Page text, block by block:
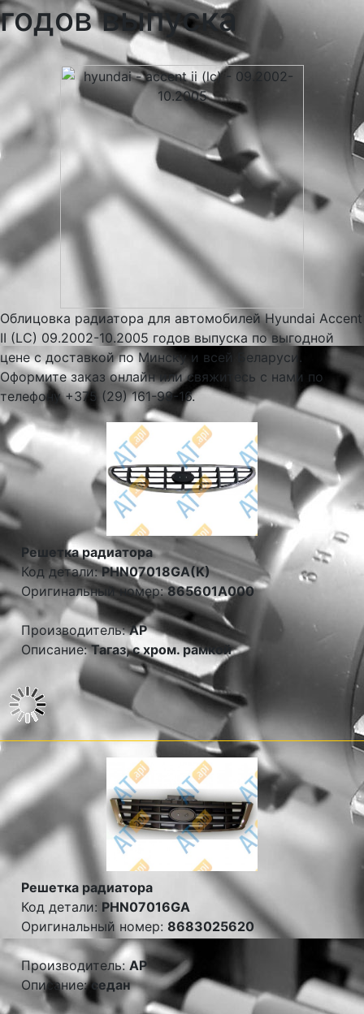
годов выпуска
Облицовка радиатора для автомобилей Hyundai Accent
II (LC) 09.2002-10.2005 годов выпуска по выгодной
цене с доставкой по Минску и всей Беларуси.
Оформите заказ онлайн или свяжитесь с нами по
телефону +375 (29) 161-99-16.
Решетка радиатора
Код детали:PHN07018GA(K)
Оригинальный номер:865601A000
Производитель:AP
Описание:Тагаз, с хром. рамкой
Решетка радиатора
Код детали: PHN07016GA
Оригинальный номер: 8683025620
Производитель:AP
Описание:седан